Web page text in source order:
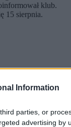
Information
parties, or
advertising by
klub.
15 sierpnia.